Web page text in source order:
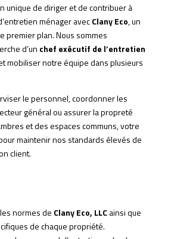
unique de diriger et de contribuer à
ménager avecClany Eco, un
premier plan. Nous sommes
d’un chef exécutif de l’entretien
mobiliser notre équipe dans plusieurs
le personnel, coordonner les
général ou assurer la propreté
et des espaces communs, votre
maintenir nos standards élevés de
client.
normes de Clany Eco, LLCainsi que
de chaque propriété.